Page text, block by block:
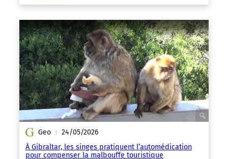
Geo | 24/05/2026
À Gibraltar, les singes pratiquent l’automédication
pour compenser la malbouffe touristique